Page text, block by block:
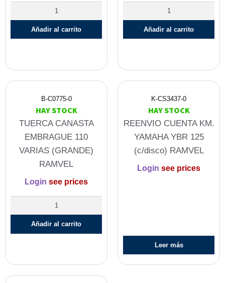
Añadir al carrito Añadir al carrito
B-C0775-0
HAY STOCK
TUERCA CANASTA
EMBRAGUE 110
VARIAS (GRANDE)
RAMVEL
Login see prices
Añadir al carrito
K-CS3437-0
HAY STOCK
REENVIO CUENTA KM.
YAMAHA YBR 125
(c/disco) RAMVEL
Login see prices
Leer más